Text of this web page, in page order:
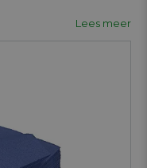
Lees meer